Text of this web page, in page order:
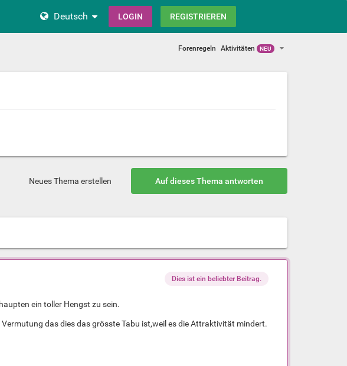
Deutsch LOGIN REGISTRIEREN
Forenregeln Aktivitäten NEU
Auf dieses Thema antworten
Neues Thema erstellen
Dies ist ein beliebter Beitrag.
ein toller Hengst zu sein.
das dies das grösste Tabu ist,weil es die Attraktivität mindert.